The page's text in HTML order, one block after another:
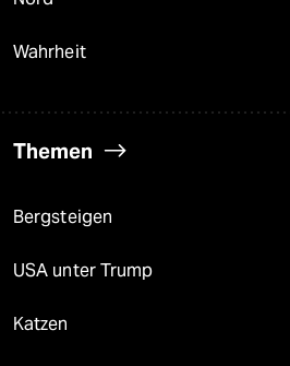
Wahrheit
Themen
Bergsteigen
USA unter Trump
Katzen